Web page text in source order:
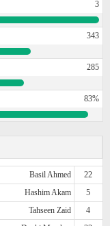
3
343
285
83%
Basil Ahmed
22
Hashim Akam
5
Tahseen Zaid
4